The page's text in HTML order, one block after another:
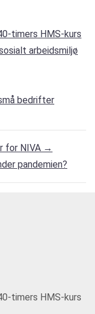
timers HMS-kurs
arbeidsmiljø
bedrifter
for NIVA →
pandemien?
timers HMS-kurs